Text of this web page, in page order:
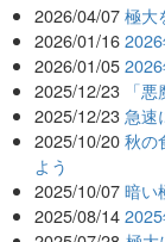
2026/04/07 極大
2026/01/16
2026/01/05
2025/12/23 「
2025/12/23 急速
2025/10/20 秋の
よう
2025/10/07 暗い
2025/08/14